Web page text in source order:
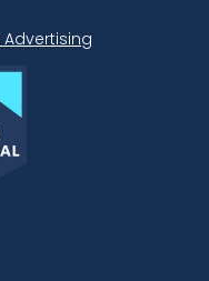
Advertising